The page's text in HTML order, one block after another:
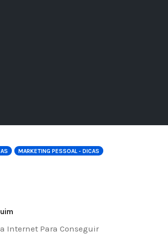
MARKETING PESSOAL - DICAS
Internet Para Conseguir